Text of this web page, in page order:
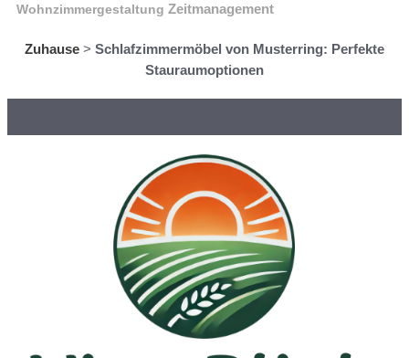
Wohnzimmergestaltung Zeitmanagement
Zuhause > Schlafzimmermöbel von Musterring: Perfekte
Stauraumoptionen